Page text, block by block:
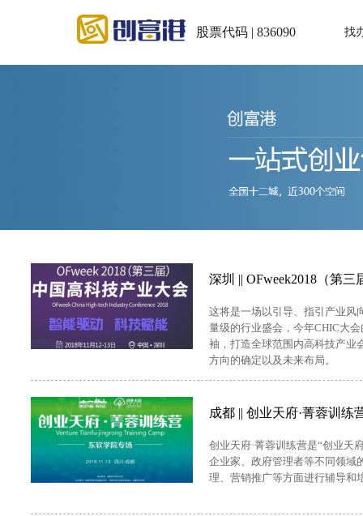
股票代码 | 836090 找
深圳 || OFweek2018（第
这将是一场以引导、指引产业风
量级的行业盛会，今年CHIC大
袖，打造全球范围内高科技产业
方向的确定以及未来布局。
成都 || 创业天府·菁蓉训
创业天府·菁蓉训练营是“创业天
企业家、政府管理者等不同领域
理、营销推广等方面进行辅导和